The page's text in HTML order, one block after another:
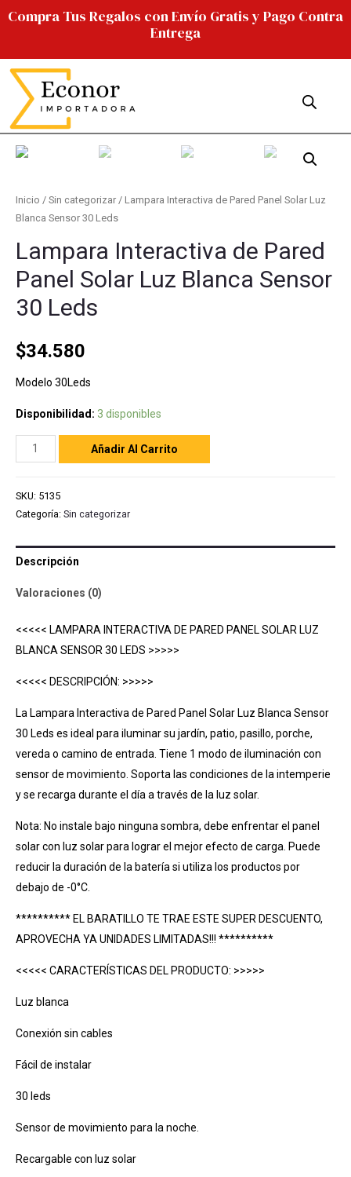
Compra Tus Regalos con Envío Gratis y Pago Contra
Entrega
Inicio / Sin categorizar / Lampara Interactiva de Pared Panel Solar Luz
Blanca Sensor 30 Leds
Lampara Interactiva de Pared
Panel Solar Luz Blanca Sensor
30 Leds
$34.580
Modelo 30Leds
Disponibilidad: 3 disponibles
Añadir Al Carrito
SKU: 5135
Categoría: Sin categorizar
Descripción
Valoraciones (0)
<<<<< LAMPARA INTERACTIVA DE PARED PANEL SOLAR LUZ
BLANCA SENSOR 30 LEDS >>>>>
<<<<< DESCRIPCIÓN: >>>>>
La Lampara Interactiva de Pared Panel Solar Luz Blanca Sensor
30 Leds es ideal para iluminar su jardín, patio, pasillo, porche,
vereda o camino de entrada. Tiene 1 modo de iluminación con
sensor de movimiento. Soporta las condiciones de la intemperie
y se recarga durante el día a través de la luz solar.
Nota: No instale bajo ninguna sombra, debe enfrentar el panel
solar con luz solar para lograr el mejor efecto de carga. Puede
reducir la duración de la batería si utiliza los productos por
debajo de -0°C.
********** EL BARATILLO TE TRAE ESTE SUPER DESCUENTO,
APROVECHA YA UNIDADES LIMITADAS!!! **********
<<<<< CARACTERÍSTICAS DEL PRODUCTO: >>>>>
Luz blanca
Conexión sin cables
Fácil de instalar
30 leds
Sensor de movimiento para la noche.
Recargable con luz solar